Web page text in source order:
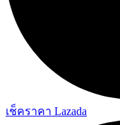
เช็คราคา Lazada